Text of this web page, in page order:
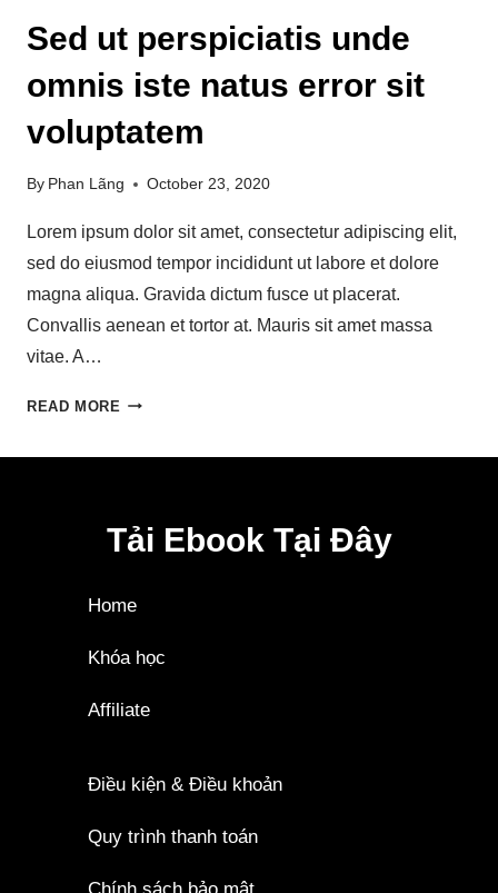
Sed ut perspiciatis unde
omnis iste natus error sit
voluptatem
By Phan Lãng October 23, 2020
Lorem ipsum dolor sit amet, consectetur adipiscing elit,
sed do eiusmod tempor incididunt ut labore et dolore
magna aliqua. Gravida dictum fusce ut placerat.
Convallis aenean et tortor at. Mauris sit amet massa
vitae. A…
READ MORE
Tải Ebook Tại Đây
Home
Khóa học
Affiliate
Điều kiện & Điều khoản
Quy trình thanh toán